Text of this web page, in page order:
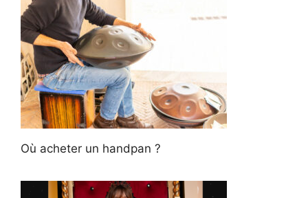
Où acheter un handpan ?